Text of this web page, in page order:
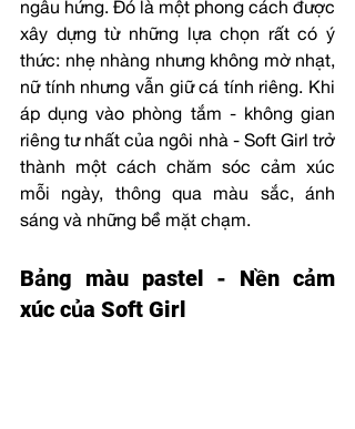
ngẫu hứng. Đó là một phong cách được
xây dựng từ những lựa chọn rất có ý
thức: nhẹ nhàng nhưng không mờ nhạt,
nữ tính nhưng vẫn giữ cá tính riêng. Khi
áp dụng vào phòng tắm - không gian
riêng tư nhất của ngôi nhà - Soft Girl trở
thành một cách chăm sóc cảm xúc
mỗi ngày, thông qua màu sắc, ánh
sáng và những bề mặt chạm.
Bảng màu pastel - Nền cảm
xúc của Soft Girl